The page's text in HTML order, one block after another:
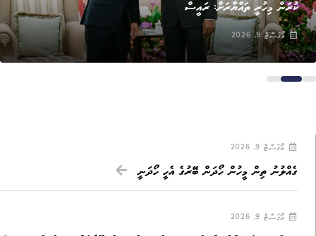
ކުރަން މިހުރީ ތައްޔާރަށް: ރައީސް
އޯގަސްޓް 9, 2026
އޯގަސްޓް 9, 2026
ގެއްލުނު ތިން މީހުން ހޯދަން ބޭރުގެ އެހީ ހޯދަނީ
އޯގަސްޓް 9, 2026